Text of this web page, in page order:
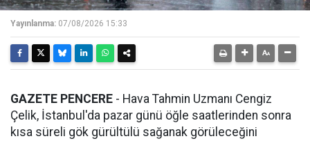
Yayınlanma: 07/08/2026 15:33
GAZETE PENCERE - Hava Tahmin Uzmanı Cengiz
Çelik, İstanbul'da pazar günü öğle saatlerinden sonra
kısa süreli gök gürültülü sağanak görüleceğini